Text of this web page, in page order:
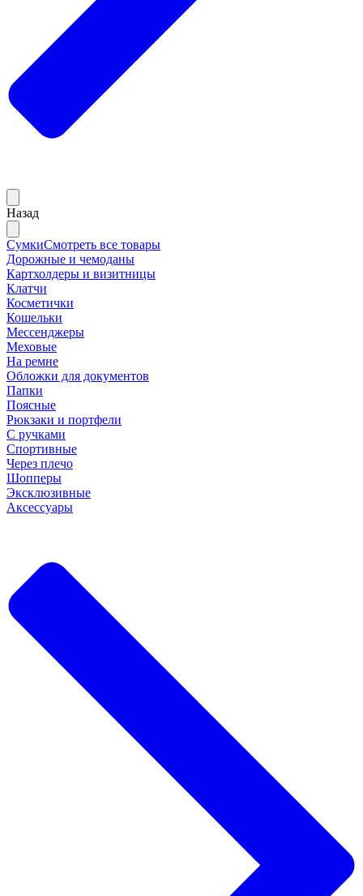
Назад
СумкиСмотреть все товары
Дорожные и чемоданы
Картхолдеры и визитницы
Клатчи
Косметички
Кошельки
Мессенджеры
Меховые
На ремне
Обложки для документов
Папки
Поясные
Рюкзаки и портфели
С ручками
Спортивные
Через плечо
Шопперы
Эксклюзивные
Аксессуары